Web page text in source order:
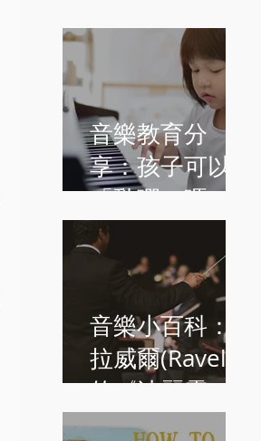
音樂教育分
享：孩子可以
「亂彈」嗎？
音樂小百科：
拉威爾(Ravel)
的《波麗露
Boléro》